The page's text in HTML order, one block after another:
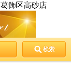
飾区高砂店
検索